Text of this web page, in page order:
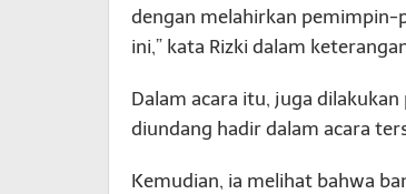
dengan melahirkan pemimpin-
ini,” kata Rizki dalam
Dalam acara itu, juga
diundang hadir dalam acara
Kemudian, ia melihat bahwa